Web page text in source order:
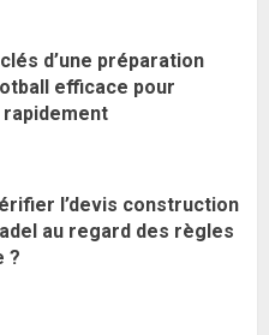
d’une préparation
efficace pour
l’devis construction
au regard des règles
?